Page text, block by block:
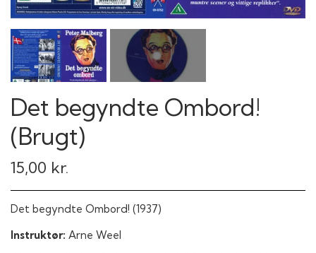
Det begyndte Ombord!
(Brugt)
15,00 kr.
Det begyndte Ombord! (1937)
Instruktør: Arne Weel